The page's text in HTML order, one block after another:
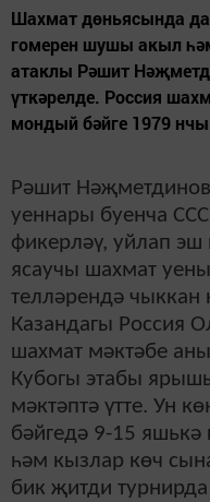
Шахмат дөньясында
гомерен шушы акыл
атаклы Рәшит
үткәрелде. Россия
мондый бәйге 1979
Рәшит
уеннары буенча
фикерләү, уйлап эш
ясаучы шахмат
телләрендә чыккан
Казандагы Россия
шахмат мәктәбе
Кубогы этабы
мәктәптә үтте. Ун
бәйгедә 9-15 яшькә
һәм кызлар көч
бик җитди